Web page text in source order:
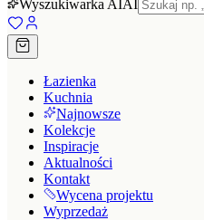
Wyszukiwarka AIAI
Łazienka
Kuchnia
Najnowsze
Kolekcje
Inspiracje
Aktualności
Kontakt
Wycena projektu
Wyprzedaż